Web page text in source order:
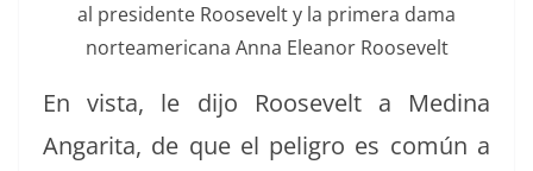
al pres­i­dente Roo­sevelt y la primera dama
norteam­er­i­cana Anna Eleanor Roosevelt
En vista, le dijo Roo­sevelt a Med­i­na
Angari­ta, de que el peli­gro es común a